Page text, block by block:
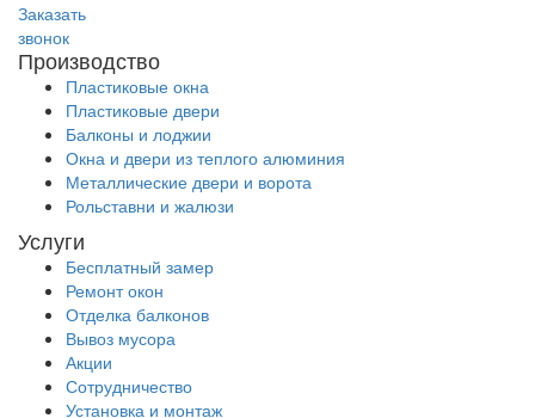
Заказать
звонок
Производство
Пластиковые окна
Пластиковые двери
Балконы и лоджии
Окна и двери из теплого алюминия
Металлические двери и ворота
Рольставни и жалюзи
Услуги
Бесплатный замер
Ремонт окон
Отделка балконов
Вывоз мусора
Акции
Сотрудничество
Установка и монтаж